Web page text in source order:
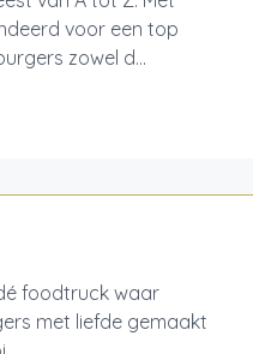
voor een top
zowel d...
foodtruck waar
met liefde gemaakt